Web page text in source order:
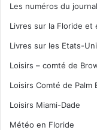
Les numéros du
Livres sur la Floride et
Livres sur les Etats-
Loisirs – comté de
Loisirs Comté de Palm
Loisirs Miami-Dade
Météo en Floride